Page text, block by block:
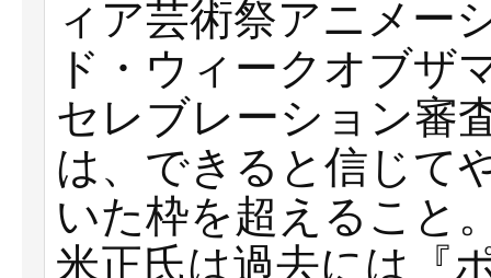
ィア芸術祭アニメー
ド・ウィークオブザ
セレブレーション審
は、できると信じて
いた枠を超えること
米正氏は過去には『